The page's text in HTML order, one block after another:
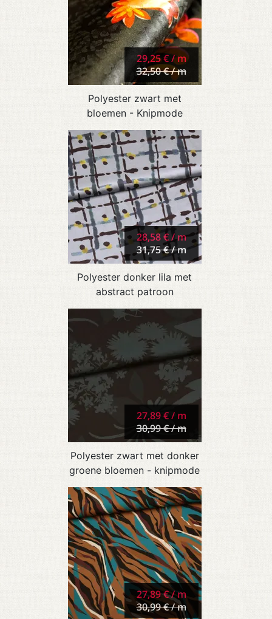
29,25 € / m
32,50 € / m
Polyester zwart met
bloemen - Knipmode
28,58 € / m
31,75 € / m
Polyester donker lila met
abstract patroon
27,89 € / m
30,99 € / m
Polyester zwart met donker
groene bloemen - knipmode
27,89 € / m
30,99 € / m